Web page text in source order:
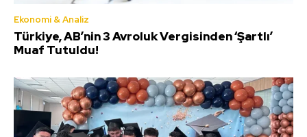
Ekonomi & Analiz
Türkiye, AB’nin 3 Avroluk Vergisinden ‘Şartlı’
Muaf Tutuldu!